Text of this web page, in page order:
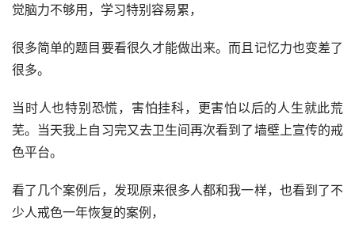
觉脑力不够用，学习特别容易累，
很多简单的题目要看很久才能做出来。而且记忆力也变差了
很多。
当时人也特别恐慌，害怕挂科，更害怕以后的人生就此荒
芜。当天我上自习完又去卫生间再次看到了墙壁上宣传的戒
色平台。
看了几个案例后，发现原来很多人都和我一样，也看到了不
少人戒色一年恢复的案例，